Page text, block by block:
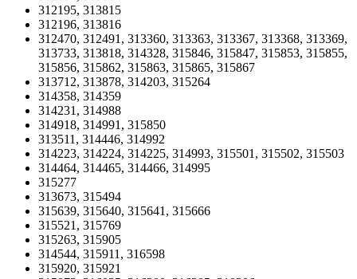
312195, 313815
312196, 313816
312470, 312491, 313360, 313363, 313367, 313368, 313369,
313733, 313818, 314328, 315846, 315847, 315853, 315855,
315856, 315862, 315863, 315865, 315867
313712, 313878, 314203, 315264
314358, 314359
314231, 314988
314918, 314991, 315850
313511, 314446, 314992
314223, 314224, 314225, 314993, 315501, 315502, 315503
314464, 314465, 314466, 314995
315277
313673, 315494
315639, 315640, 315641, 315666
315521, 315769
315263, 315905
314544, 315911, 316598
315920, 315921